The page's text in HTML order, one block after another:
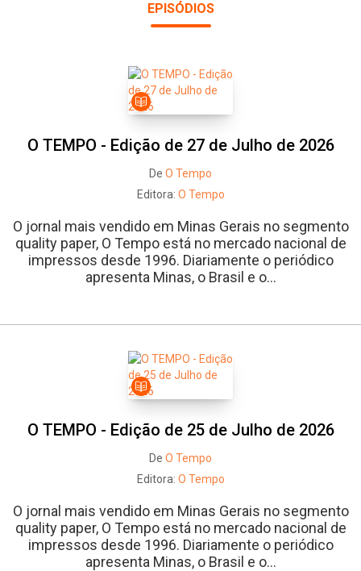
EPISÓDIOS
O TEMPO - Edição de 27 de Julho de 2026
De O Tempo
Editora: O Tempo
O jornal mais vendido em Minas Gerais no segmento
quality paper, O Tempo está no mercado nacional de
impressos desde 1996. Diariamente o periódico
apresenta Minas, o Brasil e o...
O TEMPO - Edição de 25 de Julho de 2026
De O Tempo
Editora: O Tempo
O jornal mais vendido em Minas Gerais no segmento
quality paper, O Tempo está no mercado nacional de
impressos desde 1996. Diariamente o periódico
apresenta Minas, o Brasil e o...